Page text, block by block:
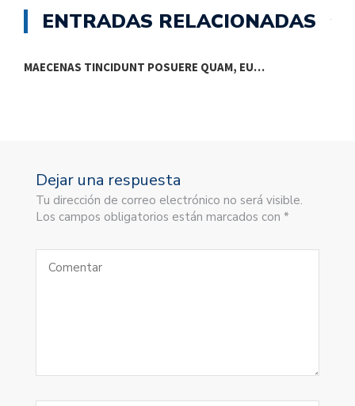
ENTRADAS RELACIONADAS
MAECENAS TINCIDUNT POSUERE QUAM, EU…
Dejar una respuesta
Tu dirección de correo electrónico no será visible.
Los campos obligatorios están marcados con *